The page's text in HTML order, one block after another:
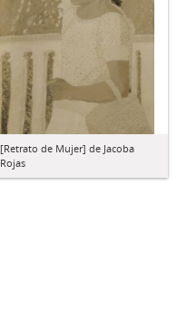
[Retrato de Mujer] de Jacoba
Rojas